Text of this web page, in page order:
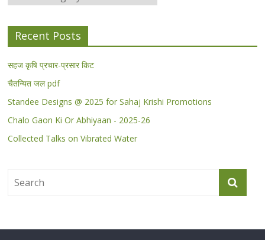
Recent Posts
सहज कृषि प्रचार-प्रसार किट
चैतन्यित जल pdf
Standee Designs @ 2025 for Sahaj Krishi Promotions
Chalo Gaon Ki Or Abhiyaan - 2025-26
Collected Talks on Vibrated Water